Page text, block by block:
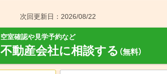
次回更新日：2026/08/22
空室確認や見学予約など
不動産会社に相談する （無料）